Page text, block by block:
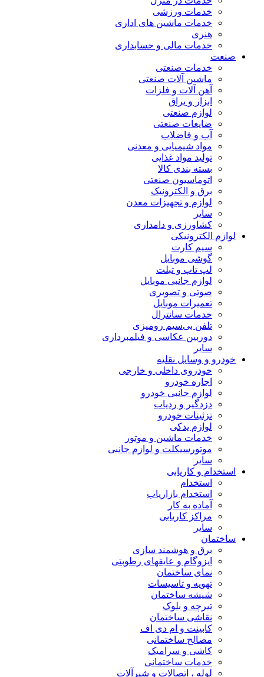
خدمات ورزشی
خدمات ماشین های اداری
هنری
خدمات مالی و حسابداری
صنعت
خدمات صنعتی
ماشین آلات صنعتی
آهن آلات و فلزات
ابزار و یراق
لوازم صنعتی
ضایعات صنعتی
آب و فاضلاب
مواد شیمیایی و معدنی
تولید مواد غذایی
بسته بندی کالا
اتوماسیون صنعتی
برق و الکترونیک
لوازم و تجهیزات معدن
سایر
کشاورزی و دامداری
لوازم الکترونیکی
سیم کارت
گوشی موبایل
لپ تاپ و تبلت
لوازم جانبی موبایل
صوتی و تصویری
تعمیرات موبایل
خدمات سانترال
تلفن بی‌سیم رومیزی
دوربین عکاسی و فیلمبرداری
سایر
خودرو و وسایل نقلیه
خودروی داخلی و خارجی
اجاره خودرو
لوازم جانبی خودرو
دزدگیر و ردیاب
تزئینات خودرو
لوازم یدکی
خدمات ماشین و موتور
موتورسیکلت و لوازم جانبی
سایر
استخدام و کاریابی
استخدام
استخدام بازاریاب
آماده به کار
مراکز کاریابی
سایر
ساختمان
برق و هوشمند سازی
ایزوگام و عایقهای رطوبتی
نمای ساختمان
تهویه و تاسیسات
شیشه ساختمان
تیرچه و بلوک
نقاشی ساختمان
کابینت و ام دی اف
مصالح ساختمانی
کاشی و سرامیک
خدمات ساختمانی
لوله ، اتصالات و شیرآلات